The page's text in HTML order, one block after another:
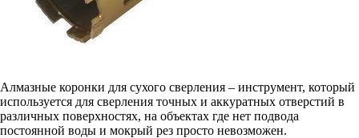
Алмазные коронки для сухого сверления – инструмент, который
используется для сверления точных и аккуратных отверстий в
различных поверхностях, на объектах где нет подвода
постоянной воды и мокрый рез просто невозможен.